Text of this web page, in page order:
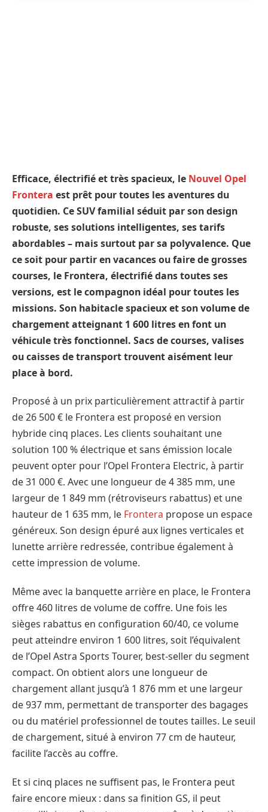
Efficace, électrifié et très spacieux, le Nouvel Opel
Frontera est prêt pour toutes les aventures du
quotidien. Ce SUV familial séduit par son design
robuste, ses solutions intelligentes, ses tarifs
abordables – mais surtout par sa polyvalence. Que
ce soit pour partir en vacances ou faire de grosses
courses, le Frontera, électrifié dans toutes ses
versions, est le compagnon idéal pour toutes les
missions. Son habitacle spacieux et son volume de
chargement atteignant 1 600 litres en font un
véhicule très fonctionnel. Sacs de courses, valises
ou caisses de transport trouvent aisément leur
place à bord.
Proposé à un prix particulièrement attractif à partir
de 26 500 € le Frontera est proposé en version
hybride cinq places. Les clients souhaitant une
solution 100 % électrique et sans émission locale
peuvent opter pour l’Opel Frontera Electric, à partir
de 31 000 €. Avec une longueur de 4 385 mm, une
largeur de 1 849 mm (rétroviseurs rabattus) et une
hauteur de 1 635 mm, le Frontera propose un espace
généreux. Son design épuré aux lignes verticales et
lunette arrière redressée, contribue également à
cette impression de volume.
Même avec la banquette arrière en place, le Frontera
offre 460 litres de volume de coffre. Une fois les
sièges rabattus en configuration 60/40, ce volume
peut atteindre environ 1 600 litres, soit l’équivalent
de l’Opel Astra Sports Tourer, best-seller du segment
compact. On obtient alors une longueur de
chargement allant jusqu’à 1 876 mm et une largeur
de 937 mm, permettant de transporter des bagages
ou du matériel professionnel de toutes tailles. Le seuil
de chargement, situé à environ 77 cm de hauteur,
facilite l’accès au coffre.
Et si cinq places ne suffisent pas, le Frontera peut
faire encore mieux : dans sa finition GS, il peut